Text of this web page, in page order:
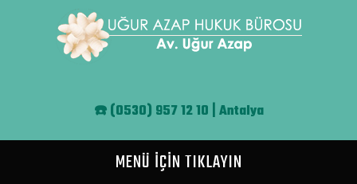
☎️(0530) 957 12 10 | Antalya
MENÜ İÇİN TIKLAYIN